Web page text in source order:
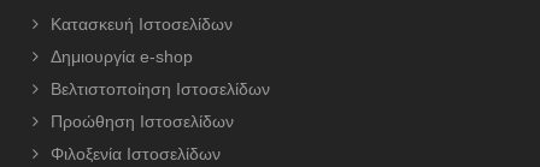
Κατασκευή Ιστοσελίδων
Δημιουργία e-shop
Βελτιστοποίηση Ιστοσελίδων
Προώθηση Ιστοσελίδων
Φιλοξενία Ιστοσελίδων